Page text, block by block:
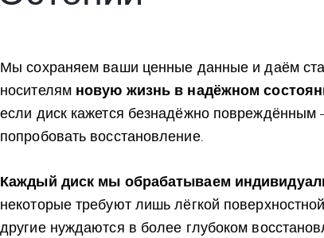
Мы сохраняем ваши ценные данные и даём
носителям новую жизнь в надёжном
если диск кажется безнадёжно повреждённым
попробовать восстановление.
Каждый диск мы обрабатываем
некоторые требуют лишь лёгкой
другие нуждаются в более глубоком